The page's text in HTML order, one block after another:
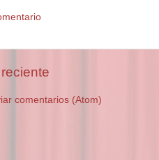
comentarios (Atom)